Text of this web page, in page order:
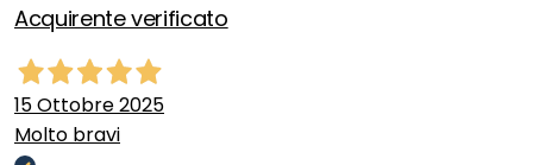
Acquirente verificato
15 Ottobre 2025
Molto bravi